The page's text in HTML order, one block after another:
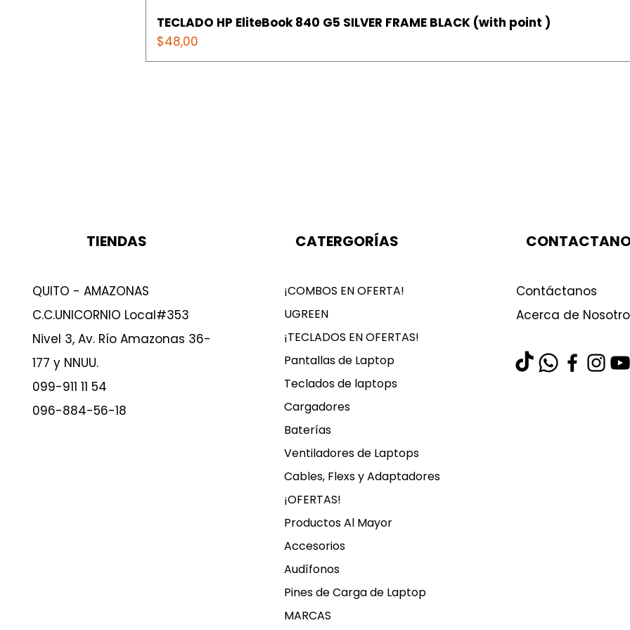
TECLADO HP EliteBook 840 G5 SILVER FRAME BLACK (with point )
Precio
$48,00
TIENDAS
QUITO - AMAZONAS
C.C.UNICORNIO Local#353
Nivel 3, Av. Río Amazonas 36-
177 y NNUU.
099-911 11 54
096-884-56-18
CATERGORÍAS
¡COMBOS EN OFERTA!
UGREEN
¡TECLADOS EN OFERTAS!
Pantallas de Laptop
Teclados de laptops
Cargadores
Baterías
Ventiladores de Laptops
Cables, Flexs y Adaptadores
¡OFERTAS!
Productos Al Mayor
Accesorios
Audífonos
Pines de Carga de Laptop
MARCAS
Contáctanos
Acerca de